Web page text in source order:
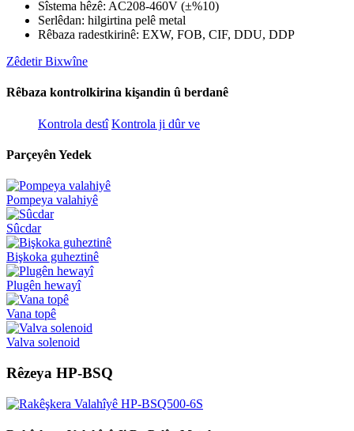
Sîstema hêzê: AC208-460V (±%10)
Serlêdan: hilgirtina pelê metal
Rêbaza radestkirinê: EXW, FOB, CIF, DDU, DDP
Zêdetir Bixwîne
Rêbaza kontrolkirina kişandin û berdanê
Kontrola destî Kontrola ji dûr ve
Parçeyên Yedek
Pompeya valahiyê
Sûcdar
Bişkoka guheztinê
Plugên hewayî
Vana topê
Valva solenoid
Rêzeya HP-BSQ